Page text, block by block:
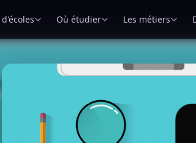
Où étudier Les métiers